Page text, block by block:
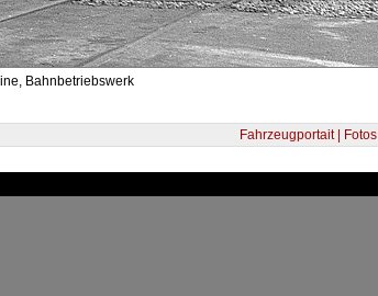
Bahnbetriebswerk
Fahrzeugportait | Fotos